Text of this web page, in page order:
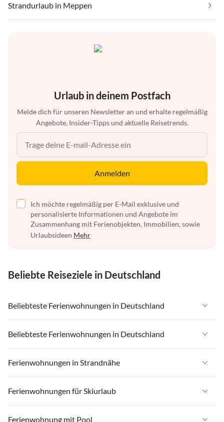
Strandurlaub in Meppen
Urlaub in deinem Postfach
Melde dich für unseren Newsletter an und erhalte regelmäßig
Angebote, Insider-Tipps und aktuelle Reisetrends.
Anmelden
Ich möchte regelmäßig per E-Mail exklusive und
personalisierte Informationen und Angebote im
Zusammenhang mit Ferienobjekten, Immobilien, sowie
Urlaubsideen Mehr
Beliebte Reiseziele in Deutschland
Beliebteste Ferienwohnungen in Deutschland
Ferienwohnungen in Deutschland
Ferienwohnungen in Ostsee
Ferienwohnungen in Nordsee
Ferienwohnungen in Mecklenburg-Vorpommern
Beliebteste Ferienwohnungen in Deutschland
Ferienwohnungen in Deutschland
Ferienwohnungen in Ostsee
Ferienwohnungen in Nordsee
Ferienwohnungen in Strandnähe
Ferienwohnungen in Strandnähe in Deutschland
Ferienwohnungen in Strandnähe in Ostsee
Ferienwohnungen für Skiurlaub
Ferienwohnungen für Skiurlaub in Deutschland
Ferienwohnung mit Pool